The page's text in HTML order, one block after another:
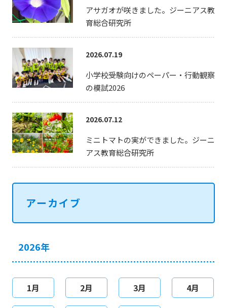
アサガオが咲きました。ジーニアス教
育総合研究所
2026.07.19
小学校受験向けのペーパー・行動観察
の模試2026
2026.07.12
ミニトマトの実ができました。ジーニ
アス教育総合研究所
アーカイブ
2026年
1月 2月 3月 4月